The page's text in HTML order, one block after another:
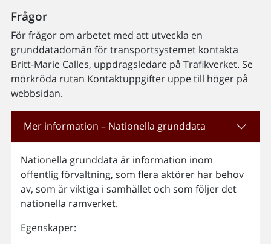
Frågor
För frågor om arbetet med att utveckla en
grunddatadomän för transportsystemet kontakta
Britt-Marie Calles, uppdragsledare på Trafikverket. Se
mörkröda rutan Kontaktuppgifter uppe till höger på
webbsidan.
Mer information – Nationella grunddata
Nationella grunddata är information inom
offentlig förvaltning, som flera aktörer har behov
av, som är viktiga i samhället och som följer det
nationella ramverket.
Egenskaper: